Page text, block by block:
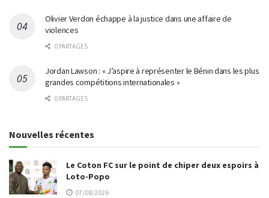
Olivier Verdon échappe à la justice dans une affaire de
violences
0 PARTAGES
Jordan Lawson : « J’aspire à représenter le Bénin dans les plus
grandes compétitions internationales »
0 PARTAGES
Nouvelles récentes
Le Coton FC sur le point de chiper deux espoirs à
Loto-Popo
07/08/2026